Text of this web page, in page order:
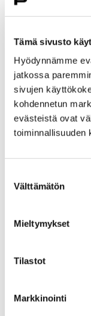
Tämä sivusto
Hyödynnämme
jatkossa
sivujen
kohdennetun
evästeistä ovat
toiminnallisuuden
valinta
Välttämätön
Mieltymykset
Tilastot
Markkinointi
Satakunnan
Museon